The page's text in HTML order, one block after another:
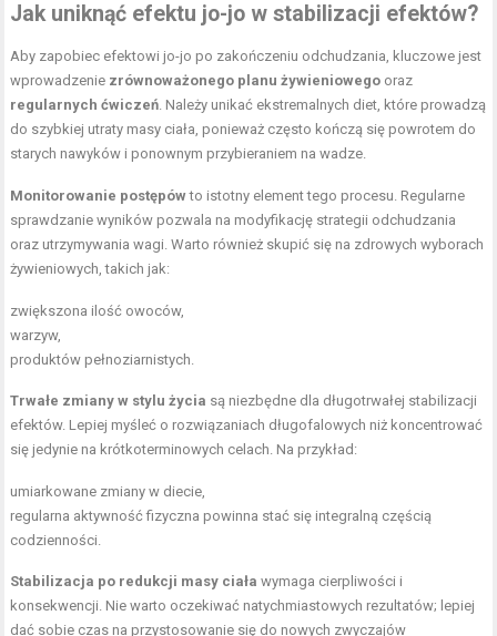
Jak uniknąć efektu jo-jo w stabilizacji efektów?
Aby zapobiec efektowi jo-jo po zakończeniu odchudzania, kluczowe jest
wprowadzenie zrównoważonego planu żywieniowego oraz
regularnych ćwiczeń. Należy unikać ekstremalnych diet, które prowadzą
do szybkiej utraty masy ciała, ponieważ często kończą się powrotem do
starych nawyków i ponownym przybieraniem na wadze.
Monitorowanie postępówto istotny element tego procesu. Regularne
sprawdzanie wyników pozwala na modyfikację strategii odchudzania
oraz utrzymywania wagi. Warto również skupić się na zdrowych wyborach
żywieniowych, takich jak:
zwiększona ilość owoców,
warzyw,
produktów pełnoziarnistych.
Trwałe zmiany w stylu życia są niezbędne dla długotrwałej stabilizacji
efektów. Lepiej myśleć o rozwiązaniach długofalowych niż koncentrować
się jedynie na krótkoterminowych celach. Na przykład:
umiarkowane zmiany w diecie,
regularna aktywność fizyczna powinna stać się integralną częścią
codzienności.
Stabilizacja po redukcji masy ciała wymaga cierpliwości i
konsekwencji. Nie warto oczekiwać natychmiastowych rezultatów; lepiej
dać sobie czas na przystosowanie się do nowych zwyczajów